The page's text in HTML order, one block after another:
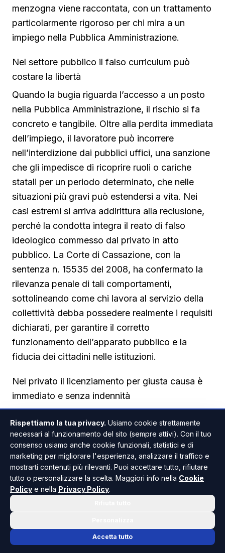
menzogna viene raccontata, con un trattamento
particolarmente rigoroso per chi mira a un
impiego nella Pubblica Amministrazione.
Nel settore pubblico il falso curriculum può
costare la libertà
Quando la bugia riguarda l’accesso a un posto
nella Pubblica Amministrazione, il rischio si fa
concreto e tangibile. Oltre alla perdita immediata
dell’impiego, il lavoratore può incorrere
nell’interdizione dai pubblici uffici, una sanzione
che gli impedisce di ricoprire ruoli o cariche
statali per un periodo determinato, che nelle
situazioni più gravi può estendersi a vita. Nei
casi estremi si arriva addirittura alla reclusione,
perché la condotta integra il reato di falso
ideologico commesso dal privato in atto
pubblico. La Corte di Cassazione, con la
sentenza n. 15535 del 2008, ha confermato la
rilevanza penale di tali comportamenti,
sottolineando come chi lavora al servizio della
collettività debba possedere realmente i requisiti
dichiarati, per garantire il corretto
funzionamento dell’apparato pubblico e la
fiducia dei cittadini nelle istituzioni.
Nel privato il licenziamento per giusta causa è
immediato e senza indennità
privata non è al riparo da conseguenze serie. Il
datore di lavoro, scoprendo che le informazioni
fornite in fase di selezione erano false, ha pieno
diritto di procedere con il licenziamento per
giusta causa. La base di questa scelta è il venir
essenziale in ogni rapporto di lavoro. Quando
un dipendente mente su un titolo di studio, una
certificazione linguistica o un’esperienza
Rispettiamo la tua privacy. Usiamo cookie strettamente
necessari al funzionamento del sito (sempre attivi). Con il tuo
consenso usiamo anche cookie funzionali, statistici e di
marketing per migliorare l'esperienza, analizzare il traffico e
mostrarti contenuti più rilevanti. Puoi accettare tutto, rifiutare
tutto o personalizzare la scelta. Maggiori info nella Cookie
Policy e nella Privacy Policy.
Accetta tutto